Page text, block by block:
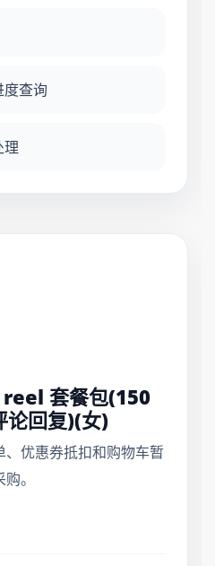
查询
理
套餐包(150
回复)(女)
、优惠券抵扣和购物车暂
。